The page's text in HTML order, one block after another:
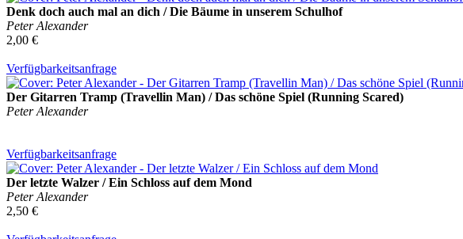
Denk doch auch mal an dich / Die Bäume in unserem Schulhof
Peter Alexander
2,00 €
Verfügbarkeitsanfrage
Der Gitarren Tramp (Travellin Man) / Das schöne Spiel (Running Scared)
Peter Alexander
Verfügbarkeitsanfrage
Der letzte Walzer / Ein Schloss auf dem Mond
Peter Alexander
2,50 €